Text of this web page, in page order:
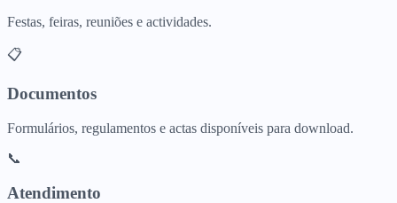
Festas, feiras, reuniões e actividades.
📋
Documentos
Formulários, regulamentos e actas disponíveis para download.
📞
Atendimento